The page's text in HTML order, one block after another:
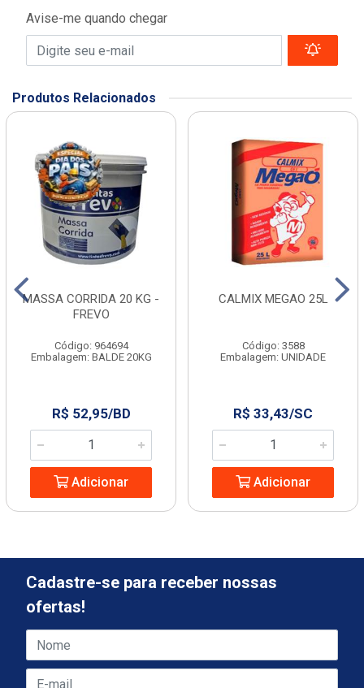
Avise-me quando chegar
Produtos Relacionados
MASSA CORRIDA 20 KG -
FREVO
Código: 964694
Embalagem: BALDE 20KG
R$ 52,95/BD
Adicionar
CALMIX MEGAO 25L
Código: 3588
Embalagem: UNIDADE
R$ 33,43/SC
Adicionar
Cadastre-se para receber nossas
ofertas!